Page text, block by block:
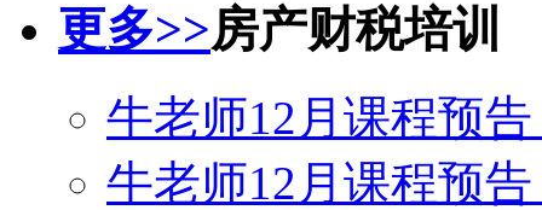
更多>>房产财税培训
牛老师12月课程预
牛老师12月课程预